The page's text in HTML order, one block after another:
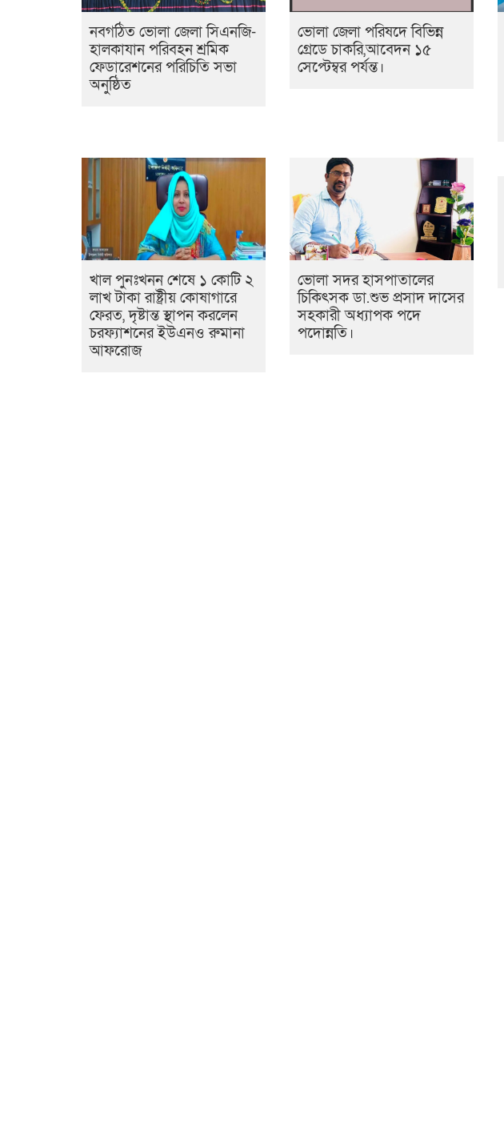
নবগঠিত ভোলা জেলা সিএনজি-
হালকাযান পরিবহন শ্রমিক
ফেডারেশনের পরিচিতি সভা
অনুষ্ঠিত
ভোলা জেলা পরিষদে বিভিন্ন
গ্রেডে চাকরি,আবেদন ১৫
সেপ্টেম্বর পর্যন্ত।
খাল পুনঃখনন শেষে ১ কোটি ২
লাখ টাকা রাষ্ট্রীয় কোষাগারে
ফেরত, দৃষ্টান্ত স্থাপন করলেন
চরফ্যাশনের ইউএনও রুমানা
আফরোজ
ভোলা সদর হাসপাতালের
চিকিৎসক ডা.শুভ প্রসাদ দাসের
সহকারী অধ্যাপক পদে
পদোন্নতি।